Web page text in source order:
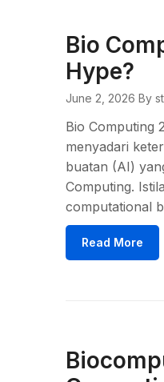
Bio
Hype?
June 2, 2026 By
Bio Computing
menyadari
buatan (AI)
Computing.
computational
Read More